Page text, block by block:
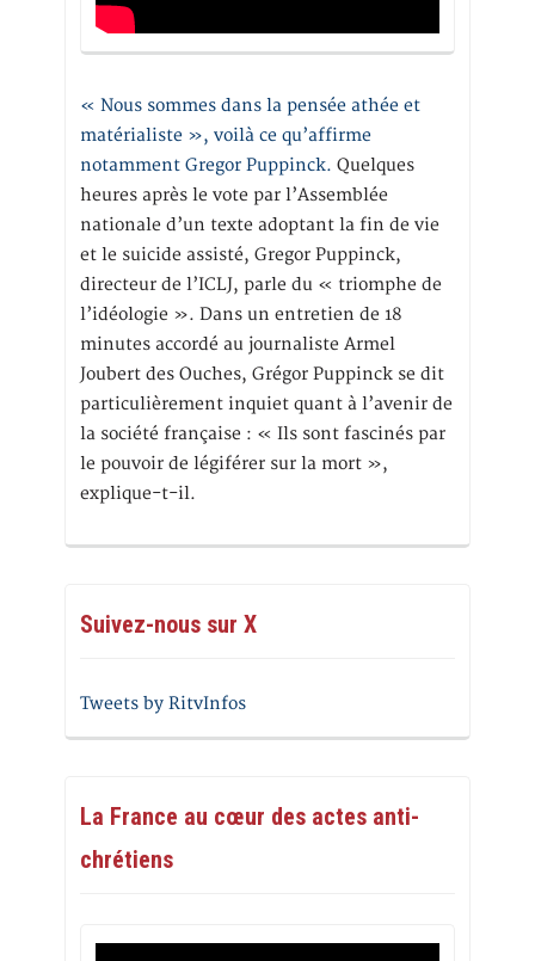
« Nous sommes dans la pensée athée et
matérialiste », voilà ce qu’affirme
notamment Gregor Puppinck. Quelques
heures après le vote par l’Assemblée
nationale d’un texte adoptant la fin de vie
et le suicide assisté, Gregor Puppinck,
directeur de l’ICLJ, parle du « triomphe de
l’idéologie ». Dans un entretien de 18
minutes accordé au journaliste Armel
Joubert des Ouches, Grégor Puppinck se dit
particulièrement inquiet quant à l’avenir de
la société française : « Ils sont fascinés par
le pouvoir de légiférer sur la mort »,
explique-t-il.
Suivez-nous sur X
Tweets by RitvInfos
La France au cœur des actes anti-
chrétiens